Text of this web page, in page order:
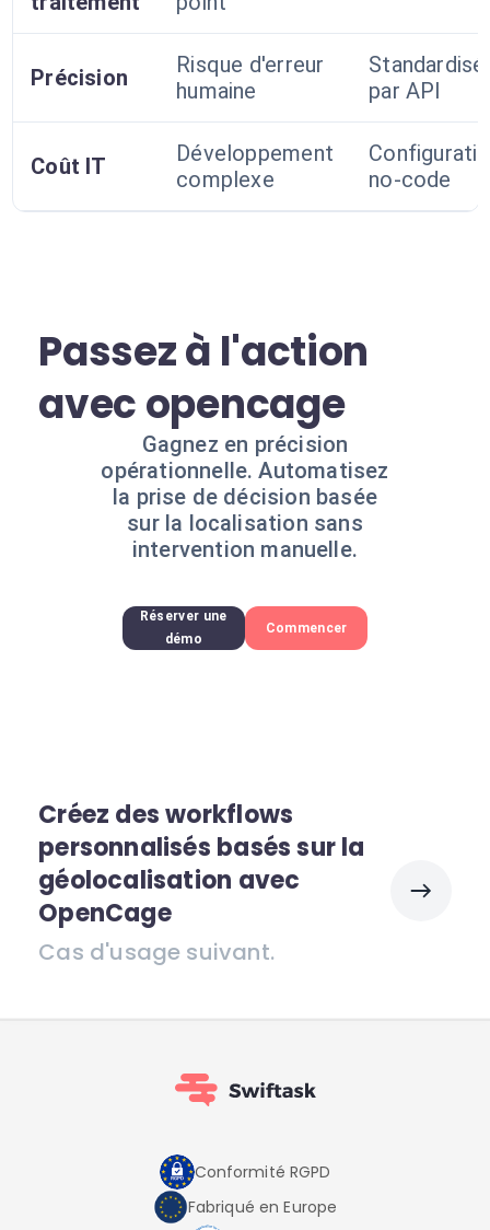
Précision
Risque d'erreur
humaine
Standardisé
par API
Coût IT
Développement
complexe
no-code
Passez à l'action
avec opencage
Gagnez en précision
opérationnelle. Automatisez
la prise de décision basée
sur la localisation sans
intervention manuelle.
Réserver une
démo
Commencer
Créez des workflows
personnalisés basés sur la
géolocalisation avec
OpenCage
Cas d'usage suivant.
Conformité RGPD
Fabriqué en Europe